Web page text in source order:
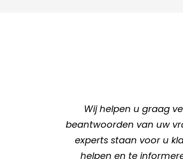
Wij helpen u graag
beantwoorden van uw
experts staan voor u
helpen en te